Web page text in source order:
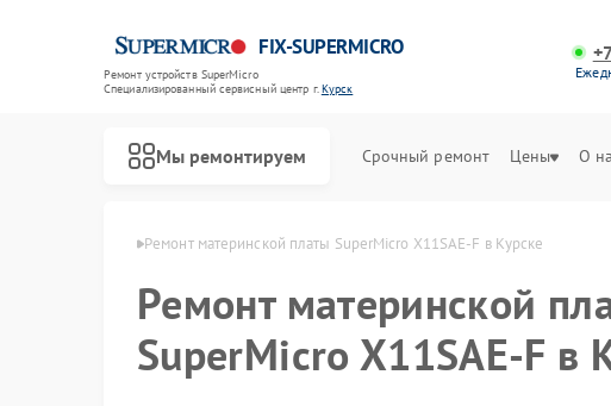
FIX-SUPERMICRO
Ремонт устройств SuperMicro
Специализированный cервисный центр г.Курск
Мы ремонтируем Срочный ремонт Цены О
в Курске Ремонт материнской платы SuperMicro X11SAE-F в Курске
Ремонт материнской
SuperMicro X11SAE-F в